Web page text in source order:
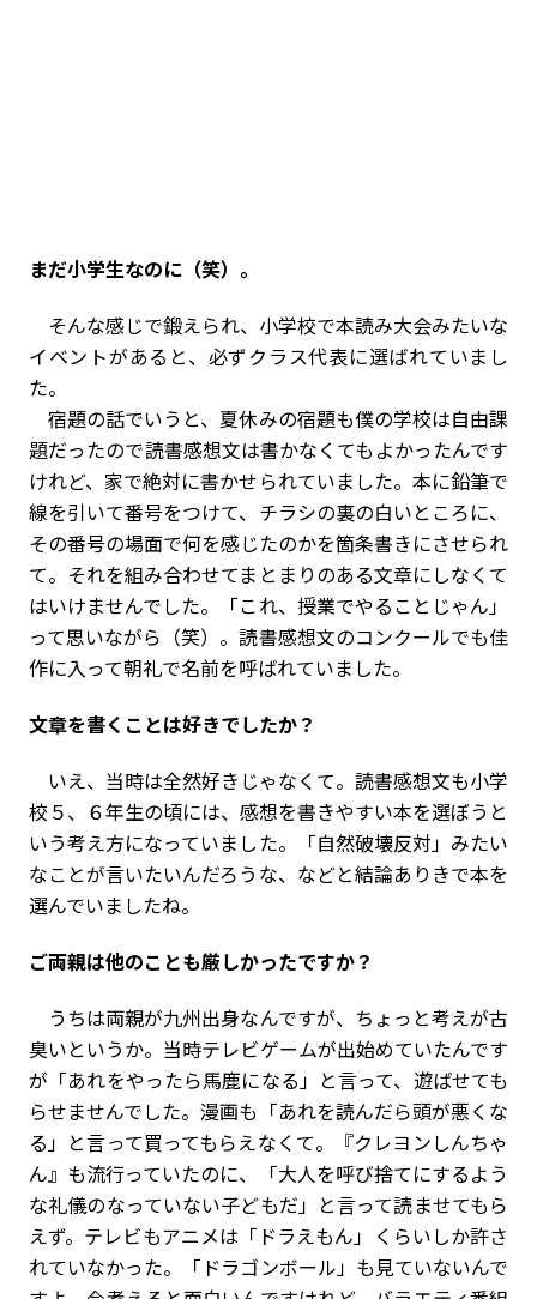
――まだ小学生なのに（笑）。
そんな感じで鍛えられ、小学校で本読み大会みたいな
イベントがあると、必ずクラス代表に選ばれていまし
た。
宿題の話でいうと、夏休みの宿題も僕の学校は自由課
題だったので読書感想文は書かなくてもよかったんです
けれど、家で絶対に書かせられていました。本に鉛筆で
線を引いて番号をつけて、チラシの裏の白いところに、
その番号の場面で何を感じたのかを箇条書きにさせられ
て。それを組み合わせてまとまりのある文章にしなくて
はいけませんでした。「これ、授業でやることじゃん」
って思いながら（笑）。読書感想文のコンクールでも佳
作に入って朝礼で名前を呼ばれていました。
――文章を書くことは好きでしたか？
いえ、当時は全然好きじゃなくて。読書感想文も小学
校５、６年生の頃には、感想を書きやすい本を選ぼうと
いう考え方になっていました。「自然破壊反対」みたい
なことが言いたいんだろうな、などと結論ありきで本を
選んでいましたね。
――ご両親は他のことも厳しかったですか？
うちは両親が九州出身なんですが、ちょっと考えが古
臭いというか。当時テレビゲームが出始めていたんです
が「あれをやったら馬鹿になる」と言って、遊ばせても
らせませんでした。漫画も「あれを読んだら頭が悪くな
る」と言って買ってもらえなくて。『クレヨンしんちゃ
ん』も流行っていたのに、「大人を呼び捨てにするよう
な礼儀のなっていない子どもだ」と言って読ませてもら
えず。テレビもアニメは「ドラえもん」くらいしか許さ
れていなかった。「ドラゴンボール」も見ていないんで